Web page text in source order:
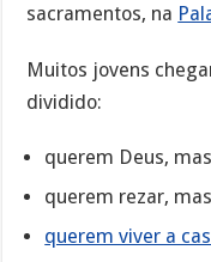
sacramentos, na
Muitos jovens
dividido:
querem Deus,
querem rezar,
querem viver a